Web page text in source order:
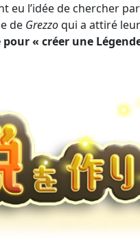
eu l’idée de chercher
de Grezzoqui a attiré
« créer une